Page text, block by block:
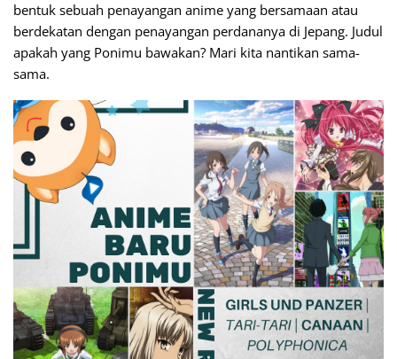
bentuk sebuah penayangan anime yang bersamaan atau
berdekatan dengan penayangan perdananya di Jepang. Judul
apakah yang Ponimu bawakan? Mari kita nantikan sama-
sama.